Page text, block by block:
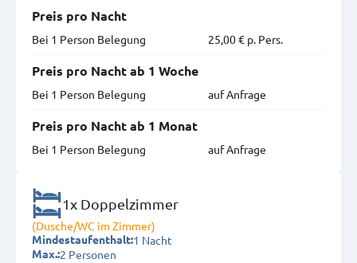
Preis pro Nacht
Bei 1 Person Belegung
25,00 € p. Pers.
Preis pro Nacht ab 1 Woche
Bei 1 Person Belegung
auf Anfrage
Preis pro Nacht ab 1 Monat
Bei 1 Person Belegung
auf Anfrage
1x Doppelzimmer
(Dusche/WC im Zimmer)
Mindestaufenthalt:1 Nacht
Max.:2 Personen